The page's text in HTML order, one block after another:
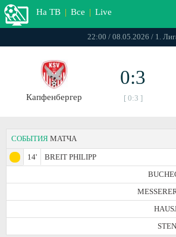
На ТВ | Все | Live
22:00 / 08.05.2026 / 1.
Капфенбергер
0:3
[ 0:3 ]
СОБЫТИЯ МАТЧА
14'
BREIT PHILIPP